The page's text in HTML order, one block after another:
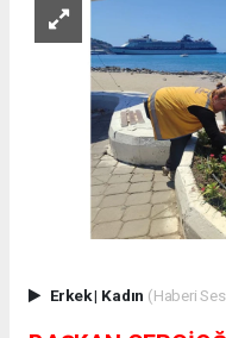
Erkek| Kadın (Haberi